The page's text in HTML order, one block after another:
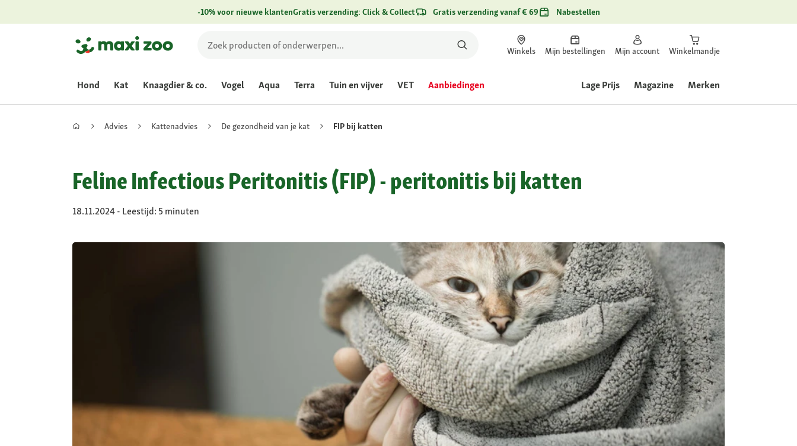
-10% voor nieuwe klantenGratis verzending: Click & Collect Gratis verzending vanaf € 69 Nabestellen
Winkels Mijn bestellingen Mijn account Winkelmandje
Hond Kat Knaagdier & co. Vogel Aqua Terra Tuin en vijver VET Aanbiedingen Lage Prijs Magazine Merken
Advies Kattenadvies De gezondheid van je kat FIP bij katten
Feline Infectious Peritonitis (FIP) - peritonitis bij katten
18.11.2024 - Leestijd: 5 minuten